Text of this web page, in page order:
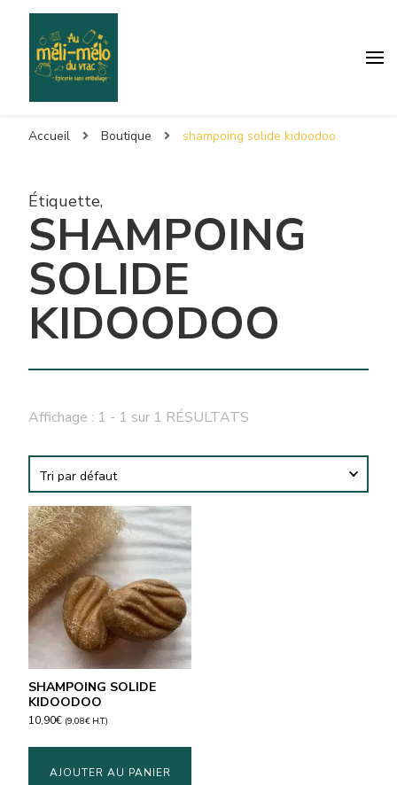
Accueil Boutique shampoing solide kidoodoo
Étiquette,
SHAMPOING
SOLIDE
KIDOODOO
Affichage : 1 - 1 sur 1 RÉSULTATS
SHAMPOING SOLIDE
KIDOODOO
10,90€ (9,08€ H.T.)
AJOUTER AU PANIER